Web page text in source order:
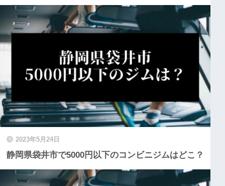
2023年5月24日
静岡県袋井市で5000円以下のコンビニジムはどこ？